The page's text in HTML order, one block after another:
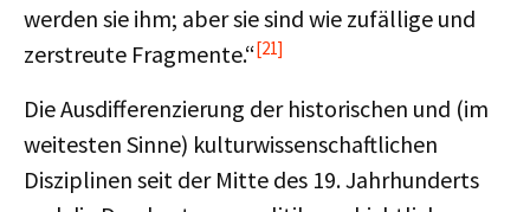
werden sie ihm; aber sie sind wie zufällige und
zerstreute Fragmente.“[21]
Die Ausdifferenzierung der historischen und (im
weitesten Sinne) kulturwissenschaftlichen
Disziplinen seit der Mitte des 19. Jahrhunderts